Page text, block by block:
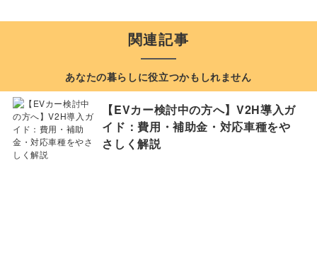
関連記事
あなたの暮らしに役立つかもしれません
【EVカー検討中の方へ】V2H導入ガ
イド：費用・補助金・対応車種をや
さしく解説